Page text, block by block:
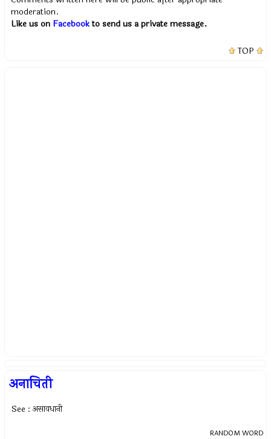
moderation.
Like us on Facebookto send us a private message.
TOP
अनाचिती
See : असावधानी
RANDOM WORD